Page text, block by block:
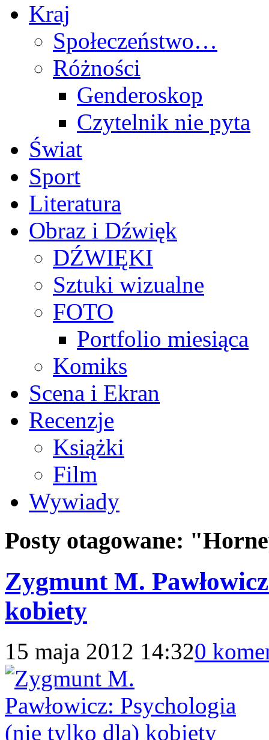
Kraj
Społeczeństwo…
Różności
Genderoskop
Czytelnik nie pyta
Świat
Sport
Literatura
Obraz i Dźwięk
DŹWIĘKI
Sztuki wizualne
FOTO
Portfolio miesiąca
Komiks
Scena i Ekran
Recenzje
Książki
Film
Wywiady
Posty otagowane:
Zygmunt M.
kobiety
15 maja 2012 14:320